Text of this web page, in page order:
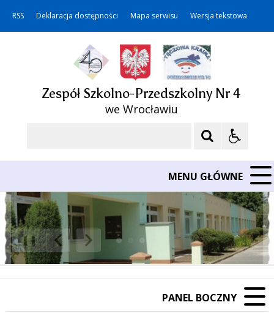
RSS Deklaracja dostępności Mapa serwisu Wersja tekstowa
Zespół Szkolno-Przedszkolny Nr 4
we Wrocławiu
MENU GŁÓWNE
Poprzedni Element
Następny Element
❚❚
PANEL BOCZNY